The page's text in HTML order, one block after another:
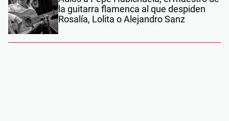
la guitarra flamenca al que despiden
Rosalía, Lolita o Alejandro Sanz